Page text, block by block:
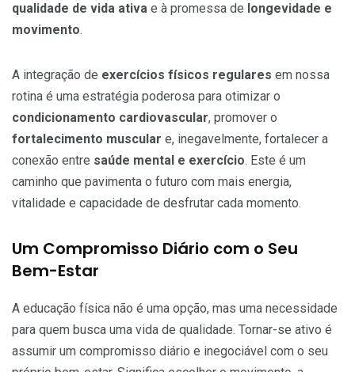
qualidade de vida ativa e à promessa de longevidade e
movimento.
A integração de exercícios físicos regulares em nossa
rotina é uma estratégia poderosa para otimizar o
condicionamento cardiovascular, promover o
fortalecimento muscular e, inegavelmente, fortalecer a
conexão entre saúde mental e exercício. Este é um
caminho que pavimenta o futuro com mais energia,
vitalidade e capacidade de desfrutar cada momento.
Um Compromisso Diário com o Seu
Bem-Estar
A educação física não é uma opção, mas uma necessidade
para quem busca uma vida de qualidade. Tornar-se ativo é
assumir um compromisso diário e inegociável com o seu